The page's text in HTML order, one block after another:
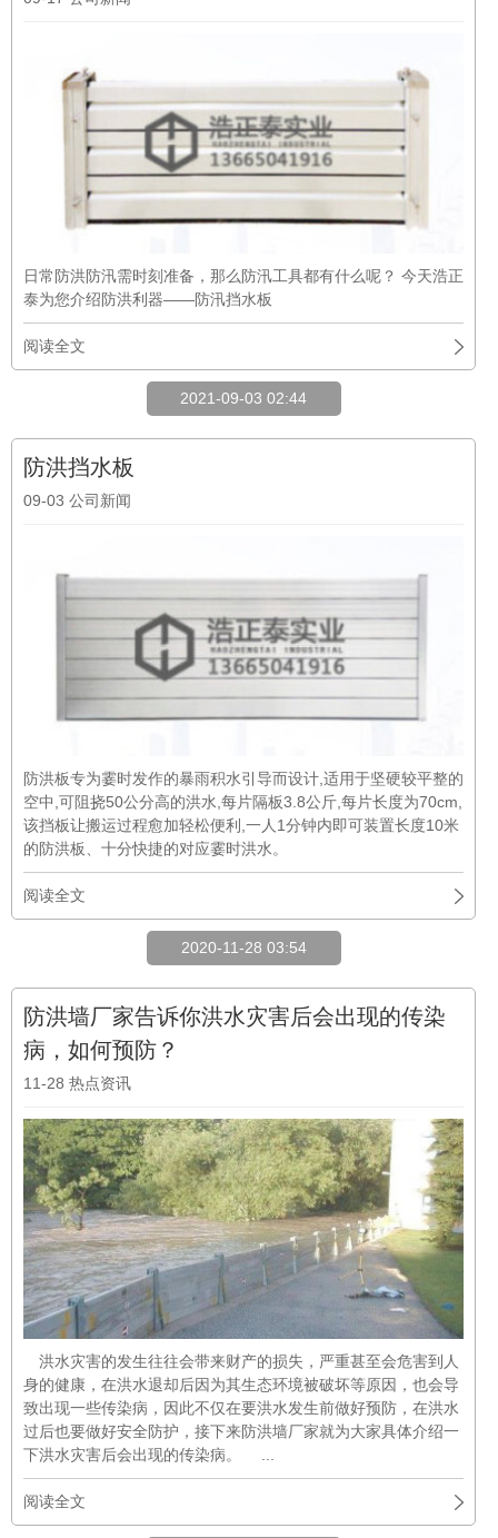
日常防洪防汛需时刻准备，那么防汛工具都有什么呢？ 今天浩正
泰为您介绍防洪利器——防汛挡水板
阅读全文
2021-09-03 02:44
防洪挡水板
09-03 公司新闻
防洪板专为霎时发作的暴雨积水引导而设计,适用于坚硬较平整的
空中,可阻挠50公分高的洪水,每片隔板3.8公斤,每片长度为70cm,
该挡板让搬运过程愈加轻松便利,一人1分钟内即可装置长度10米
的防洪板、十分快捷的对应霎时洪水。
阅读全文
2020-11-28 03:54
防洪墙厂家告诉你洪水灾害后会出现的传染
病，如何预防？
11-28 热点资讯
洪水灾害的发生往往会带来财产的损失，严重甚至会危害到人
身的健康，在洪水退却后因为其生态环境被破坏等原因，也会导
致出现一些传染病，因此不仅在要洪水发生前做好预防，在洪水
过后也要做好安全防护，接下来防洪墙厂家就为大家具体介绍一
下洪水灾害后会出现的传染病。 ...
阅读全文